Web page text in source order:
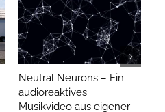
Neutral Neurons – Ein
audioreaktives
Musikvideo aus eigener